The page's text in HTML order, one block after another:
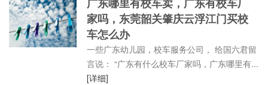
家吗，东莞韶关肇庆云浮江门买校
车怎么办
一些广东幼儿园，校车服务公司， 给国六君留
言说： “广东有什么校车厂家吗，广东哪里有...
[详细]